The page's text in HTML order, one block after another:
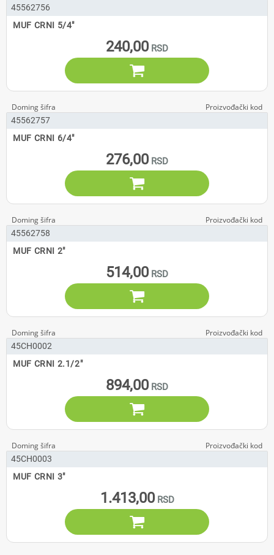
45562756
MUF CRNI 5/4"
240,00

45562757
MUF CRNI 6/4"
276,00

45562758
MUF CRNI 2"
514,00

45CH0002
MUF CRNI 2.1/2"
894,00

45CH0003
MUF CRNI 3"
1.413,00
